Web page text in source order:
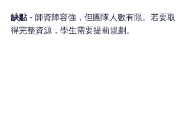
缺點 - 師資陣容強，但團隊人數有限。若要取
得完整資源，學生需要提前規劃。